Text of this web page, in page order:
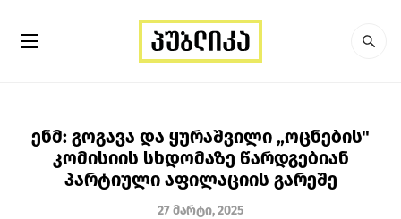
ენმ: გოგავა და ყურაშვილი „ოცნების"
კომისიის სხდომაზე წარდგებიან
პარტიული აფილაციის გარეშე
27 მარტი, 2025